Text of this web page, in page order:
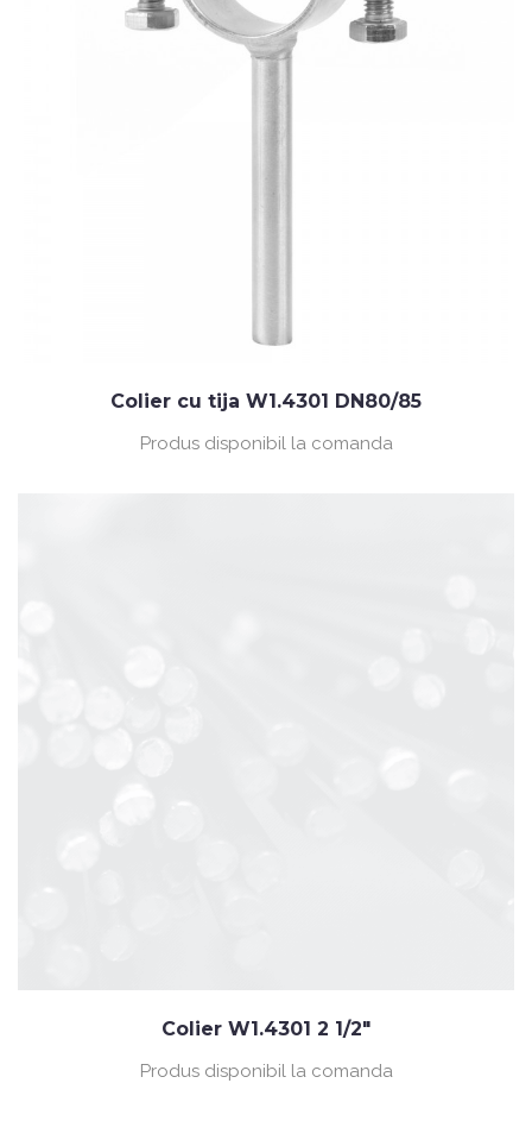
Colier cu tija W1.4301 DN80/85
Produs disponibil la comanda
Colier W1.4301 2 1/2"
Produs disponibil la comanda